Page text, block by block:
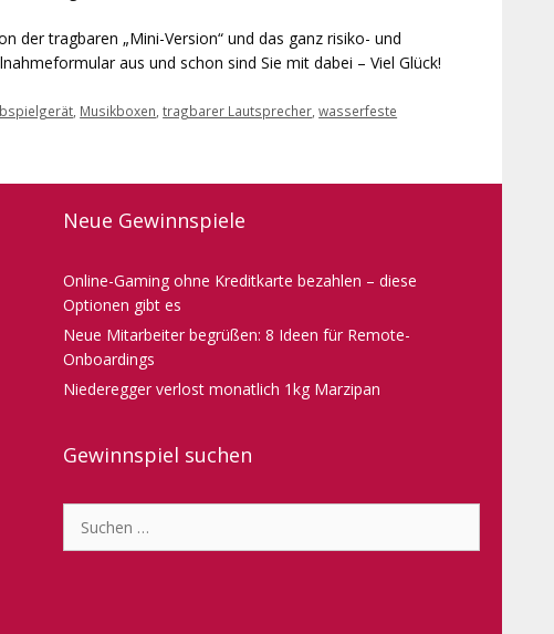
der tragbaren „Mini-Version“ und das ganz risiko- und
aus und schon sind Sie mit dabei – Viel Glück!
, Musikboxen,tragbarer Lautsprecher,wasserfeste
Neue Gewinnspiele
Online-Gaming ohne Kreditkarte bezahlen – diese
Optionen gibt es
Neue Mitarbeiter begrüßen: 8 Ideen für Remote-
Onboardings
Niederegger verlost monatlich 1kg Marzipan
Gewinnspiel suchen
nach: